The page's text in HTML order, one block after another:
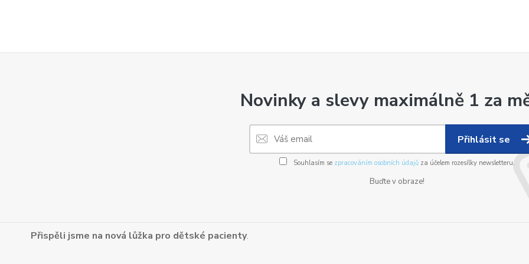
Novinky a slevy maximálně 1 za
Přihlásit se
Souhlasím se zpracováním osobních údajůza účelem rozesílky newsletteru.
Buďte v obraze!
Přispěli jsme na nová lůžka pro dětské pacienty.